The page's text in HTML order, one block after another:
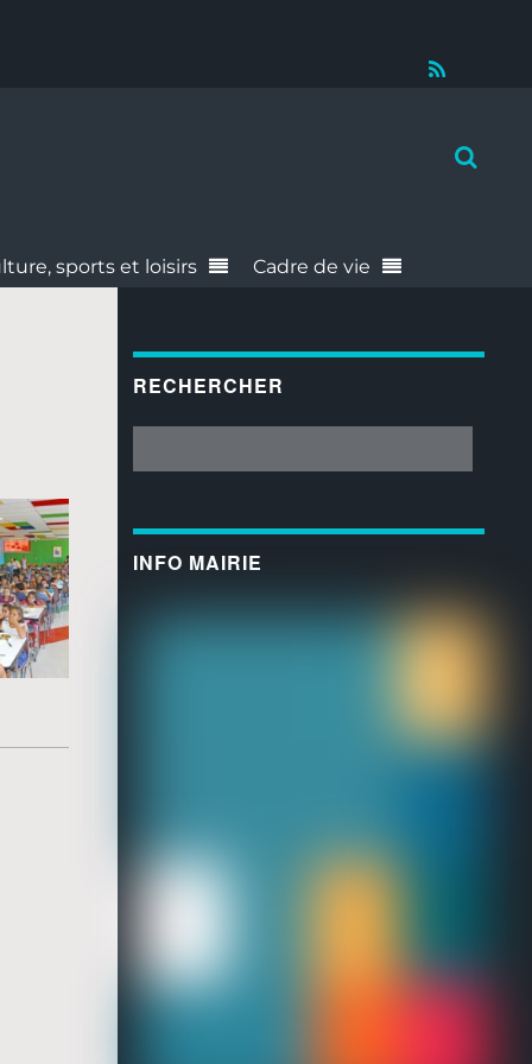
sports et loisirs Cadre de vie
RECHERCHER
INFO MAIRIE